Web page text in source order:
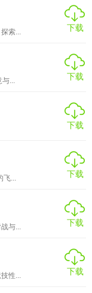
场环境、丰富的武
。游戏不仅考验玩
家在享受游戏乐趣
值得一试的射击游
索...
下载
与...
下载
下载
飞...
下载
与...
下载
性...
下载